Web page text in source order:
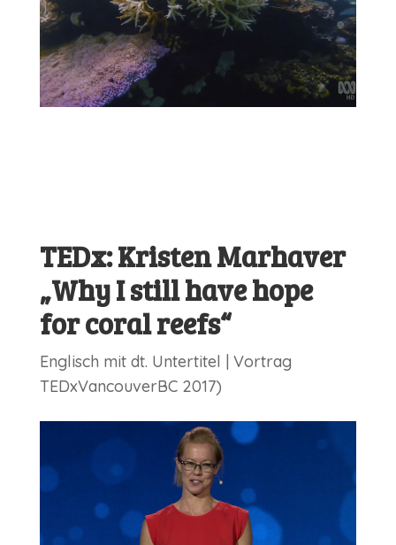
TEDx: Kristen Marhaver
„Why I still have hope
for coral reefs“
Englisch mit dt. Untertitel | Vortrag
TEDxVancouverBC 2017)